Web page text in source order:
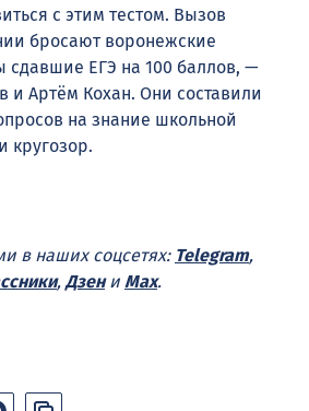
с этим тестом. Вызов
бросают воронежские
сдавшие ЕГЭ на 100 баллов, —
и Артём Кохан. Они составили
на знание школьной
кругозор.
в наших соцсетях: Telegram,
, Дзени Max.